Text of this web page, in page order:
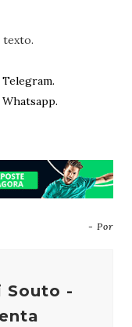
texto.
- Por
Souto -